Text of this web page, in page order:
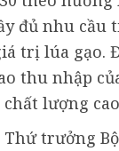
đủ nhu
trị lúa gạo.
thu nhập
lượng
Thứ trưởng